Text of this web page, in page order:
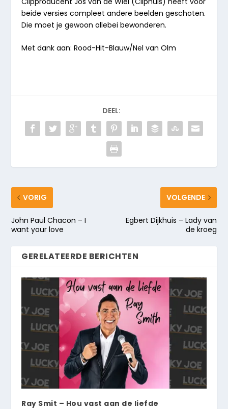
beide versies compleet andere beelden geschoten.
Die moet je gewoon allebei bewonderen.
Met dank aan: Rood-Hit-Blauw/Nel van Olm
DEEL:
VORIG
John Paul Chacon – I
want your love
VOLGENDE
Egbert Dijkhuis – Lady van
de kroeg
GERELATEERDE BERICHTEN
Ray Smit – Hou vast aan de liefde